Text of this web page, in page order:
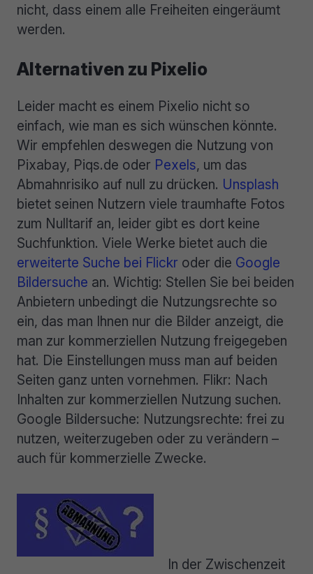
nicht, dass einem alle Freiheiten eingeräumt
werden.
Alternativen zu Pixelio
Leider macht es einem Pixelio nicht so
einfach, wie man es sich wünschen könnte.
Wir empfehlen deswegen die Nutzung von
Pixabay, Piqs.de oder Pexels, um das
Abmahnrisiko auf null zu drücken. Unsplash
bietet seinen Nutzern viele traumhafte Fotos
zum Nulltarif an, leider gibt es dort keine
Suchfunktion. Viele Werke bietet auch die
erweiterte Suche bei Flickr oder die Google
Bildersuche an. Wichtig: Stellen Sie bei beiden
Anbietern unbedingt die Nutzungsrechte so
ein, das man Ihnen nur die Bilder anzeigt, die
man zur kommerziellen Nutzung freigegeben
hat. Die Einstellungen muss man auf beiden
Seiten ganz unten vornehmen. Flikr: Nach
Inhalten zur kommerziellen Nutzung suchen.
Google Bildersuche: Nutzungsrechte: frei zu
nutzen, weiterzugeben oder zu verändern –
auch für kommerzielle Zwecke.
In der Zwischenzeit